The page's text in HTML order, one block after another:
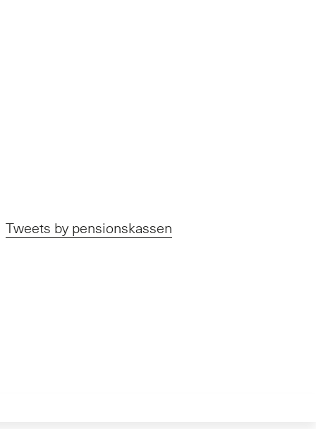
Tweets by pensionskassen